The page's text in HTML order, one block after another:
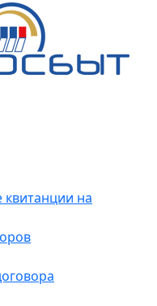
квитанции на